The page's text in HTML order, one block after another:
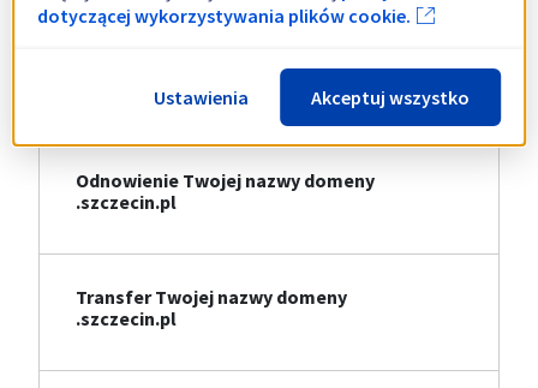
Rejestracja Twojej nazwy domeny
Odnowienie Twojej nazwy domeny
.szczecin.pl
Transfer Twojej nazwy domeny
.szczecin.pl
dotyczącej wykorzystywania plików cookie.
Ustawienia Akceptuj wszystko